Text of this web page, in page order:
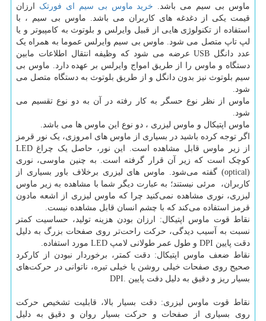
ماوس بی سیم می باشد. خرید ماوس بی سیم ای فورتک ارزان
قیمت یکی از دغدغه های کاربران می باشد. ماوس بی سیم ، با
استفاده از تکنولوژی هایی از قبیل وایرلس و بلوتوث به کامپیوتر و یا
لپ تاپ متصل می شود. ماوس بی سیم وایرلس عموما به همراه یک
عدد دانگل USBعرضه می شود که وظیفه انتقال اطلاعات مابین
دستگاه و ماوس را از طریق امواج وایرلس بر عهده دارد. ماوس بی
سیم بلوتوث نیز بدون دانگل و از طریق بلوتوث به دستگاه متصل می
شود.
ماوس از نظر نوع حسگر به کار رفته در آن به دو نوع تقسیم می
شود.
ماوس اپتیکال و ماوس لیزری ، دو نوع این ماوس ها می باشد.
اگر توجه کرده باشید در بسیاری از ماوس های امروزی، یک نور قرمز
از زیر ماوس قابل مشاهده است. این نور، حاصل یک چراغ LED
کوچک است که زیر آن قرار گرفته است. به چنین ماوسی، نوری
(
optical) گفته می‌شود. ماوس های لیزری برخلاف باور بسیاری از
کاربران، مرئی نیستند؛ به عبارت دیگر شما با مشاهده به زیر ماوس
لیزری، نوری مشاهده نمی‌کنید چرا که ماوس لیزری از اشعه مادون
قرمز استفاده می‌کند که با چشم انسان قابل مشاهده نیست.
نقاط قوت ماوس اپتیکال: ارزان بودن هزینه تولید، حساسیت کمتر
نسبت به آسیب دیدگی، حرکت راحت‌تر روی صفحات بزرگ به دلیل
دقت پایین DPI و طول عمر طولانی لامپ LED مورد استفاده.
نقاط ضعف ماوس اپتیکال: دقت کمتر، برخوردار نبودن از کارکرد
صحیح روی صفحات خیلی روشن یا خیلی تیره، ناتوانی در حرکت‌های
بسیار ریز و دقیق به دلیل دقت پایین DPI.
نقاط قوت ماوس لیزری: دقت بسیار بالا، قابلیت تشخیص حرکت
روی بسیاری از صفحات و حرکت بسیار روان و دقیق به دلیل